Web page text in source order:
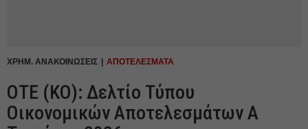
ΧΡΗΜ. ΑΝΑΚΟΙΝΩΣΕΙΣ ΑΠΟΤΕΛΕΣΜΑΤΑ
ΟΤΕ (ΚΟ): Δελτίο Τύπου
Οικονομικών Αποτελεσμάτων Α